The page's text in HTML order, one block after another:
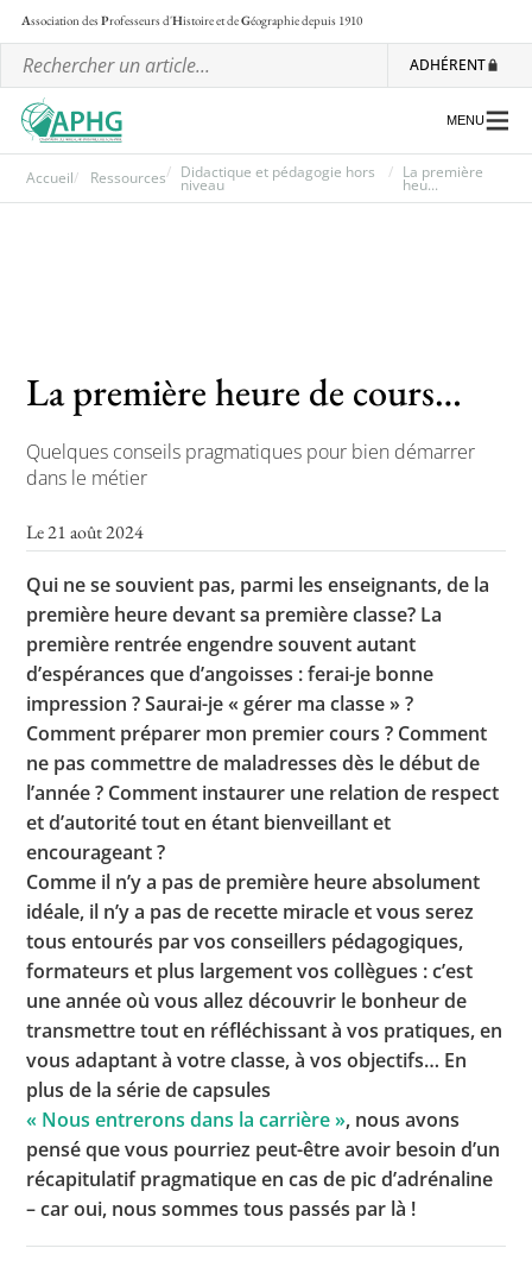
Association desProfesseurs d'Histoire et deGéographiedepuis 1910
ADHÉRENT
Communiqués et motions
Toutes les actualités
Les rendez-vous de l’APHG
Concours de recrutement
Concours scolaires
Conférences, tables rondes
Critique d’ouvrages publiés
Culture
MENU
Accueil Ressources Didactique et pédagogie hors
niveau
La première
heu...
La première heure de cours…
Quelques conseils pragmatiques pour bien démarrer
dans le métier
Le 21 août 2024
Qui ne se souvient pas, parmi les enseignants, de la
première heure devant sa première classe? La
première rentrée engendre souvent autant
d’espérances que d’angoisses : ferai-je bonne
impression ? Saurai-je « gérer ma classe » ?
Comment préparer mon premier cours ? Comment
ne pas commettre de maladresses dès le début de
l’année ? Comment instaurer une relation de respect
et d’autorité tout en étant bienveillant et
encourageant ?
Comme il n’y a pas de première heure absolument
idéale, il n’y a pas de recette miracle et vous serez
tous entourés par vos conseillers pédagogiques,
formateurs et plus largement vos collègues : c’est
une année où vous allez découvrir le bonheur de
transmettre tout en réfléchissant à vos pratiques, en
vous adaptant à votre classe, à vos objectifs… En
plus de la série de capsules
« Nous entrerons dans la carrière », nous avons
pensé que vous pourriez peut-être avoir besoin d’un
récapitulatif pragmatique en cas de pic d’adrénaline
– car oui, nous sommes tous passés par là !